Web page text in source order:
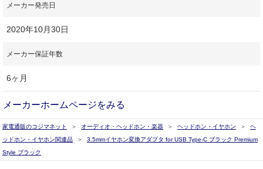
メーカー発売日
2020年10月30日
メーカー保証年数
6ヶ月
メーカーホームページをみる
家電通販のコジマネット オーディオ・ヘッドホン・楽器 ヘッドホン・イヤホン
ヘ
ッドホン・イヤホン関連品
3.5mmイヤホン変換アダプタ for USB Type-C ブラック Premium
Style ブラック